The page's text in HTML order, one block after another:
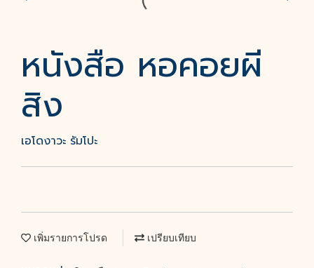
หนังสือ หอคอยผี
สิง
เอโดงาวะ รัมโปะ
เพิ่มรายการโปรด เปรียบเทียบ